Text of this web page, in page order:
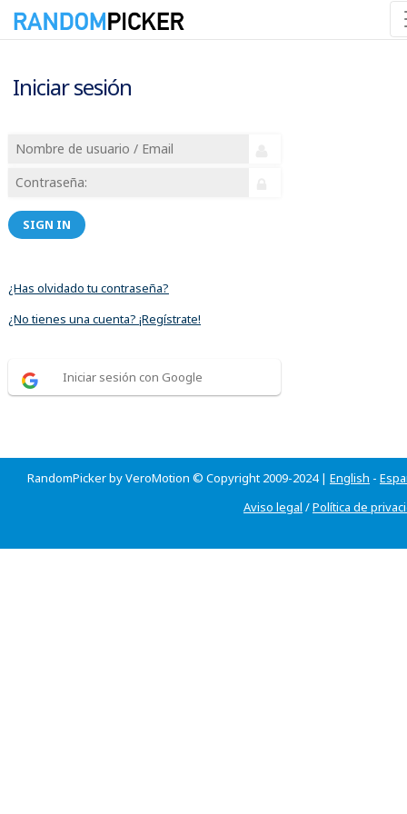
Iniciar sesión
SIGN IN
¿Has olvidado tu contraseña?
¿No tienes una cuenta? ¡Regístrate!
Iniciar sesión con Google
RandomPicker by VeroMotion © Copyright 2009-2024 | English -
Aviso legal /Política de